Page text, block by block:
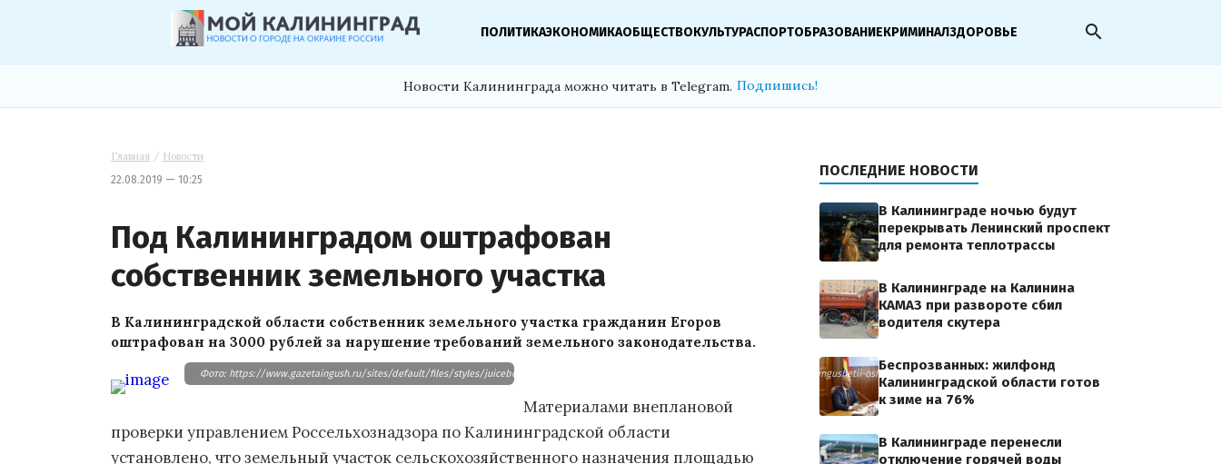
ПОЛИТИКАЭКОНОМИКАОБЩЕСТВОКУЛЬТУРАСПОРТОБРАЗОВАНИЕКРИМИНАЛЗДОРОВЬЕ search
Новости Калининграда можно читать в Telegram. Подпишись!
Главная / Новости
22.08.2019 — 10:25
Под Калининградом оштрафован
собственник земельного участка
В Калининградской области собственник земельного участка гражданин Егоров
оштрафован на 3000 рублей за нарушение требований земельного законодательства.
Фото: https://www.gazetaingush.ru/sites/default/files/styles/juicebox_small/public/news/20190807-rukovoditel-selhozpredpriyatiya-v-ingushetii-oshtrafovan-na-100-tys-rubley-za-zarosshiy/sor-pole_0.jpg?itok=BrwSTJoL
Материалами внеплановой
проверки управлением Россельхознадзора по Калининградской области
установлено, что земельный участок сельскохозяйственного назначения площадью
ПОСЛЕДНИЕ НОВОСТИ
В Калининграде ночью будут
перекрывать Ленинский проспект
для ремонта теплотрассы
В Калининграде на Калинина
КАМАЗ при развороте сбил
водителя скутера
Беспрозванных: жилфонд
Калининградской области готов
к зиме на 76%
В Калининграде перенесли
отключение горячей воды